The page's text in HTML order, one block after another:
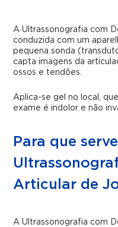
A Ultrassonografia com
conduzida com um
pequena sonda
capta imagens da
ossos e tendões.
Aplica-se gel no local,
exame é indolor e não
Para que
Articular de
A Ultrassonografia com